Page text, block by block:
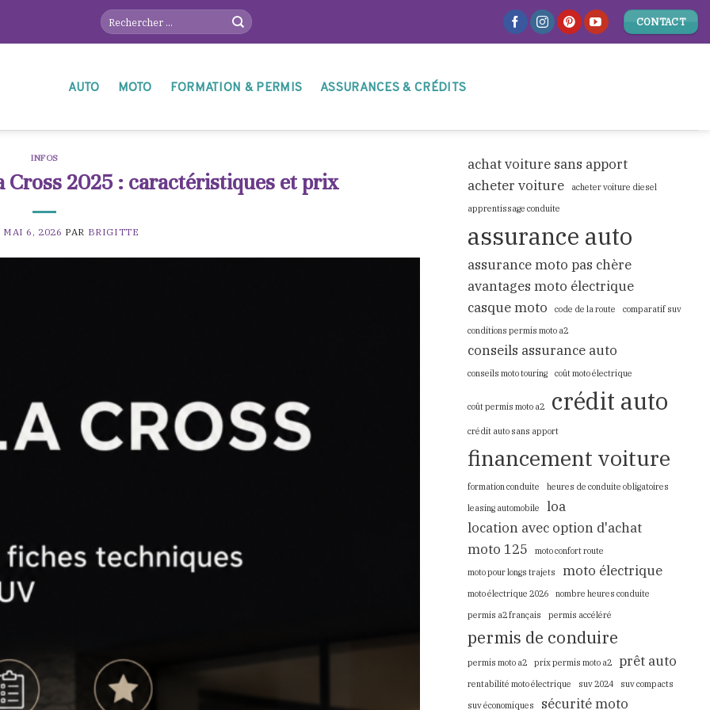
CONTACT
AUTO MOTO FORMATION & PERMIS ASSURANCES & CRÉDITS
INFOS
Cross 2025 : caractéristiques et prix
MAI 6, 2026 PAR BRIGITTE
achat voiture sans apport
acheter voiture
acheter voiture diesel
apprentissage conduite
assurance auto
assurance moto pas chère
avantages moto électrique
casque moto
code de la route
comparatif suv
conditions permis moto a2
conseils assurance auto
conseils moto touring coût moto électrique
coût permis moto a2 crédit auto
crédit auto sans apport
financement voiture
formation conduite
heures de conduite obligatoires
leasing automobile
loa
location avec option d'achat
moto 125
moto confort route
moto pour longs trajets
moto électrique
moto électrique 2026
nombre heures conduite
permis a2 français
permis accéléré
permis de conduire
permis moto a2 prix permis moto a2 prêt auto
rentabilité moto électrique suv 2024
suv compacts
suv économiques
sécurité moto